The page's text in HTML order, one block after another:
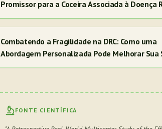
Promissor para a Coceira Associada à Doença
Combatendo a Fragilidade na DRC: Como uma
Abordagem Personalizada Pode Melhorar Sua
FONTE CIENTÍFICA